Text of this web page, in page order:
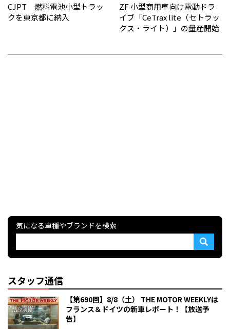
CJPT 燃料電池小型トラッ
クを東京都に納入
ZF 小型商用車向け電動ドラ
イブ「CeTrax lite（セトラッ
クス・ライト）」の量産開始
気になる車種やブランドを検索
スタッフ通信
【第690回】8/8（土） THE MOTOR WEEKLYは
フランス＆ドイツの新車レポート！【放送予
告】